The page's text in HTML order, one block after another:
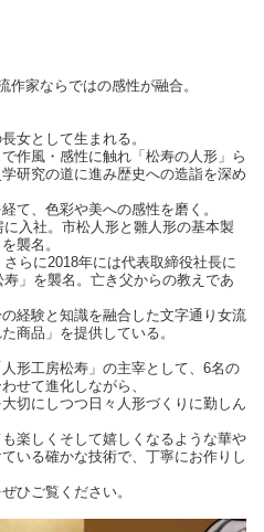
作家ならではの感性が融合。
女として生まれる。
作風・感性に触れ「松寿の人形」ら
研究の道に進み歴史への造詣を深め
て、色彩や美への感性を磨く。
入社。市松人形と雛人形の基本製
襲名。
らに2018年には代表取締役社長に
」を襲名。亡き父からの教えであ
経験と知識を融合した文字通り女流
商品」を提供している。
形工房松寿」の主宰として、6名の
せて進化しながら、
切にしつつ日々人形づくりに勤しん
楽しくそして嬉しくなるような華や
いる確かな技術で、丁寧にお作りし
ひご覧ください。